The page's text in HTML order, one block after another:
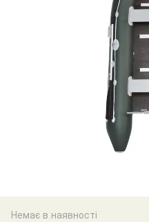
Немає в наявності